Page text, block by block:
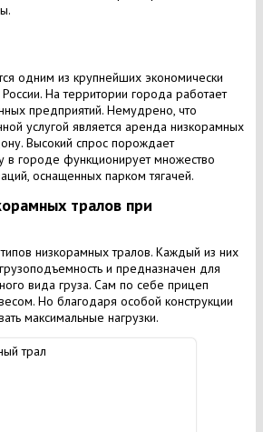
одним из крупнейших экономически
На территории города работает
предприятий. Немудрено, что
услугой является аренда низкорамных
Высокий спрос порождает
в городе функционирует множество
оснащенных парком тягачей.
тралов при
низкорамных тралов. Каждый из них
и предназначен для
вида груза. Сам по себе прицеп
Но благодаря особой конструкции
максимальные нагрузки.